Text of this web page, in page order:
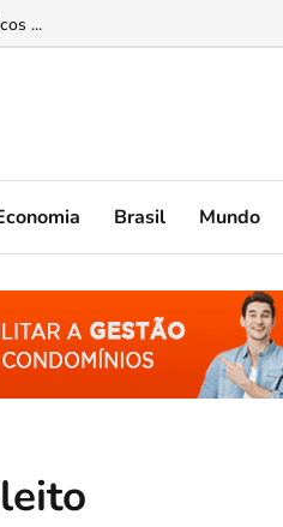
...
Brasil Mundo